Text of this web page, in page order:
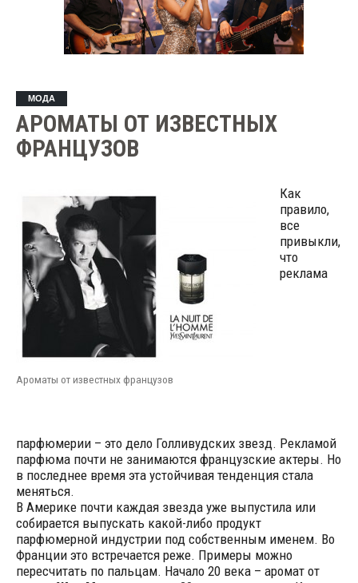
МОДА
АРОМАТЫ ОТ ИЗВЕСТНЫХ
ФРАНЦУЗОВ
Ароматы от известных французов
Как
правило,
все
привыкли,
что
реклама
парфюмерии – это дело Голливудских звезд. Рекламой
парфюма почти не занимаются французские актеры. Но
в последнее время эта устойчивая тенденция стала
меняться.
В Америке почти каждая звезда уже выпустила или
собирается выпускать какой-либо продукт
парфюмерной индустрии под собственным именем. Во
Франции это встречается реже. Примеры можно
пересчитать по пальцам. Начало 20 века – аромат от